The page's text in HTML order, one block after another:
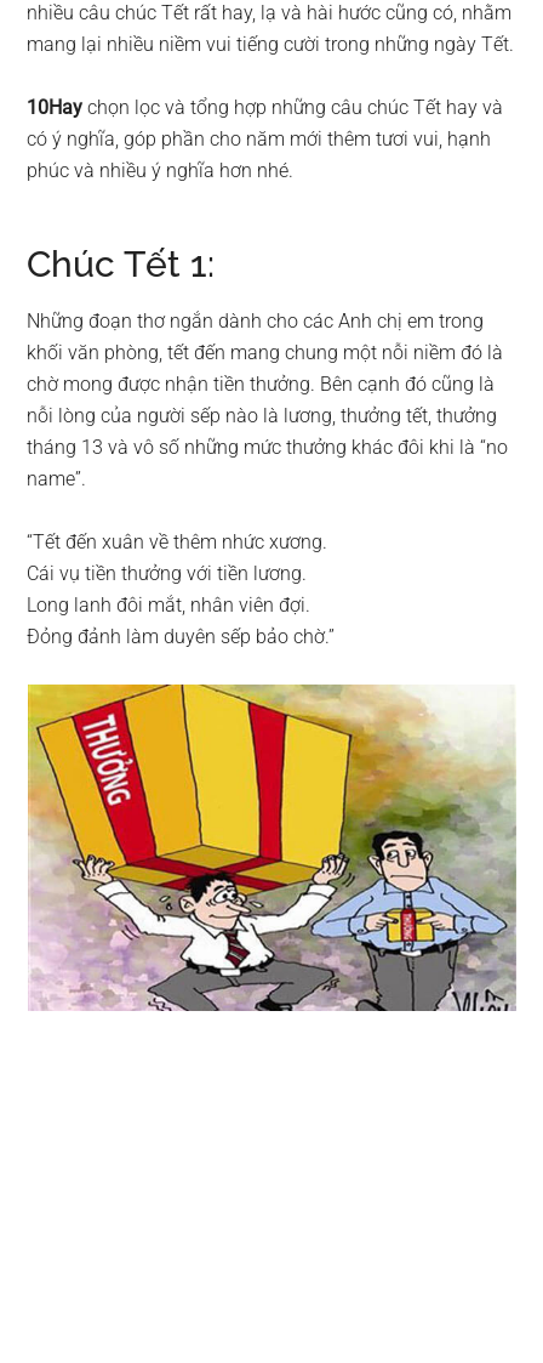
nhiều câu chúc Tết rất hay, lạ và hài hước cũng có, nhằm
mang lại nhiều niềm vui tiếng cười trong những ngày Tết.
10Hay chọn lọc và tổng hợp những câu chúc Tết hay và
có ý nghĩa, góp phần cho năm mới thêm tươi vui, hạnh
phúc và nhiều ý nghĩa hơn nhé.
Chúc Tết 1:
Những đoạn thơ ngắn dành cho các Anh chị em trong
khối văn phòng, tết đến mang chung một nỗi niềm đó là
chờ mong được nhận tiền thưởng. Bên cạnh đó cũng là
nỗi lòng của người sếp nào là lương, thưởng tết, thưởng
tháng 13 và vô số những mức thưởng khác đôi khi là “no
name”.
“Tết đến xuân về thêm nhức xương.
Cái vụ tiền thưởng với tiền lương.
Long lanh đôi mắt, nhân viên đợi.
Đỏng đảnh làm duyên sếp bảo chờ.”